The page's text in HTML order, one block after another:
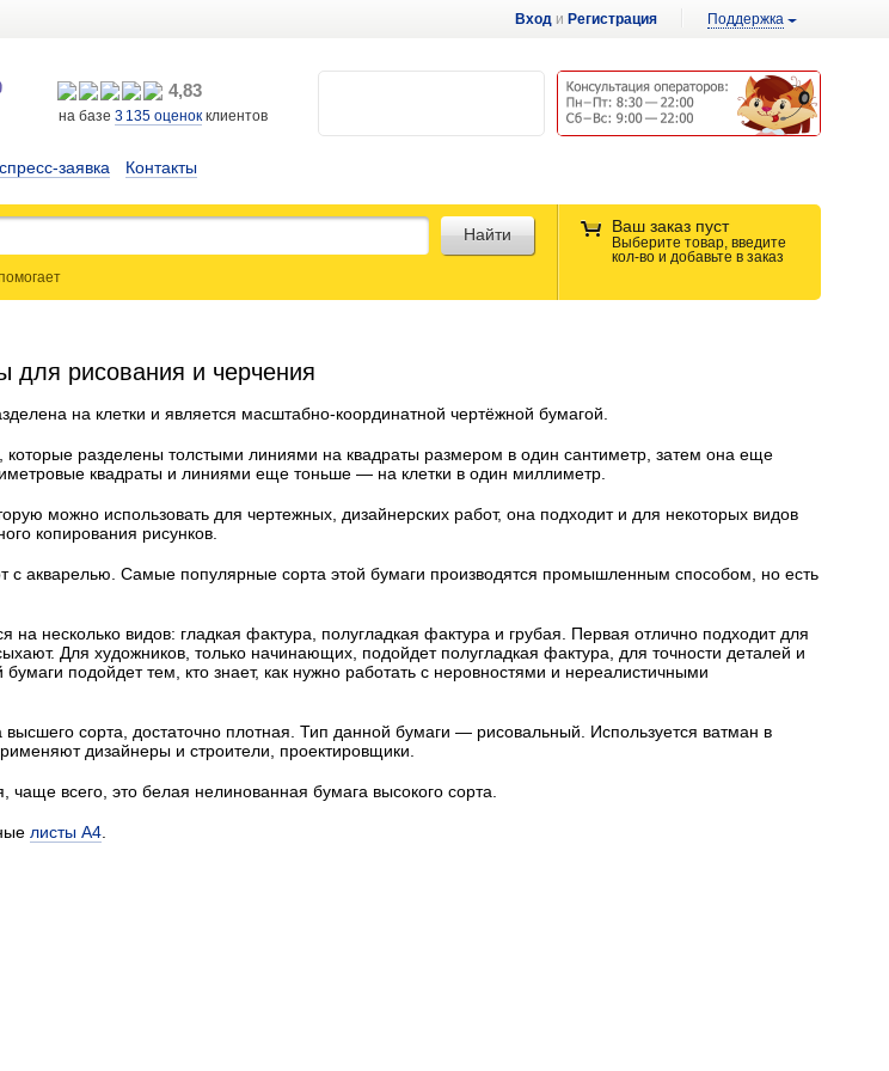
Вход и Регистрация Поддержка
4,83
на базе 3 135 оценок клиентов
заявка Контакты
Ваш заказ пуст
Выберите товар, введите
кол-во и добавьте в заказ
Найти
для рисования и черчения
на клетки и является масштабно-координатной чертёжной бумагой.
которые разделены толстыми линиями на квадраты размером в один сантиметр, затем она еще
квадраты и линиями еще тоньше — на клетки в один миллиметр.
можно использовать для чертежных, дизайнерских работ, она подходит и для некоторых видов
копирования рисунков.
с акварелью. Самые популярные сорта этой бумаги производятся промышленным способом, но есть
на несколько видов: гладкая фактура, полугладкая фактура и грубая. Первая отлично подходит для
Для художников, только начинающих, подойдет полугладкая фактура, для точности деталей и
подойдет тем, кто знает, как нужно работать с неровностями и нереалистичными
сорта, достаточно плотная. Тип данной бумаги — рисовальный. Используется ватман в
дизайнеры и строители, проектировщики.
чаще всего, это белая нелинованная бумага высокого сорта.
листы А4